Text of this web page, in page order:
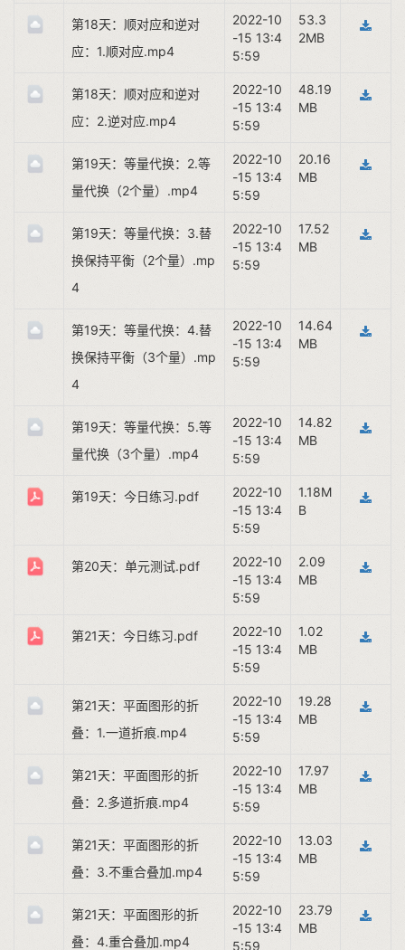
第18天：顺对应和逆对
应：1.顺对应.mp4
2022-10
-15 13:4
5:59
53.3
2MB
第18天：顺对应和逆对
应：2.逆对应.mp4
2022-10
-15 13:4
5:59
48.19
MB
第19天：等量代换：2.等
量代换（2个量）.mp4
2022-10
-15 13:4
5:59
20.16
MB
第19天：等量代换：3.替
换保持平衡（2个量）.mp
4
2022-10
-15 13:4
5:59
17.52
MB
第19天：等量代换：4.替
换保持平衡（3个量）.mp
4
2022-10
-15 13:4
5:59
14.64
MB
第19天：等量代换：5.等
量代换（3个量）.mp4
2022-10
-15 13:4
5:59
14.82
MB
第19天：今日练习.pdf
2022-10
-15 13:4
5:59
1.18M
B
第20天：单元测试.pdf
2022-10
-15 13:4
5:59
2.09
MB
第21天：今日练习.pdf
2022-10
-15 13:4
5:59
1.02
MB
第21天：平面图形的折
叠：1.一道折痕.mp4
2022-10
-15 13:4
5:59
19.28
MB
第21天：平面图形的折
叠：2.多道折痕.mp4
2022-10
-15 13:4
5:59
17.97
MB
第21天：平面图形的折
叠：3.不重合叠加.mp4
2022-10
-15 13:4
5:59
13.03
MB
第21天：平面图形的折
叠：4.重合叠加.mp4
2022-10
-15 13:4
5:59
23.79
MB